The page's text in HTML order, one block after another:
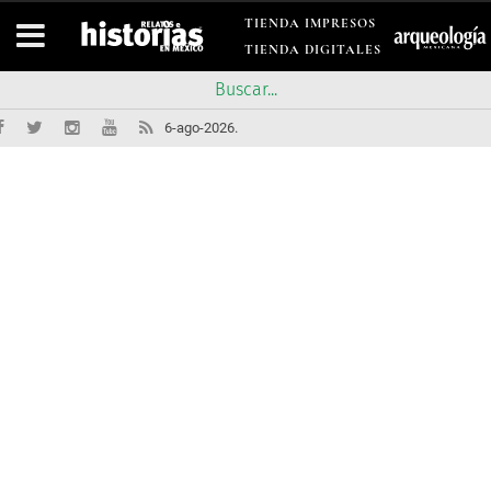
TIENDA IMPRESOS
TIENDA DIGITALES
6-ago-2026.